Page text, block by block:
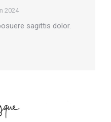
2024
sagittis dolor.